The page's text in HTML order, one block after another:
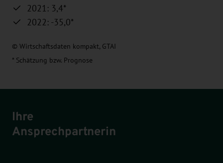
2021: 3,4*
2022: -35,0*
© Wirtschaftsdaten kompakt, GTAI
* Schätzung bzw. Prognose
Ihre
Ansprechpartnerin